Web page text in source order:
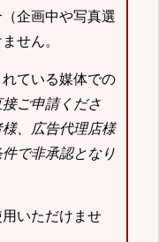
企画中や写真選
せん。
ている媒体での
ご申請くださ
、広告代理店様
で非承認となり
いただけませ